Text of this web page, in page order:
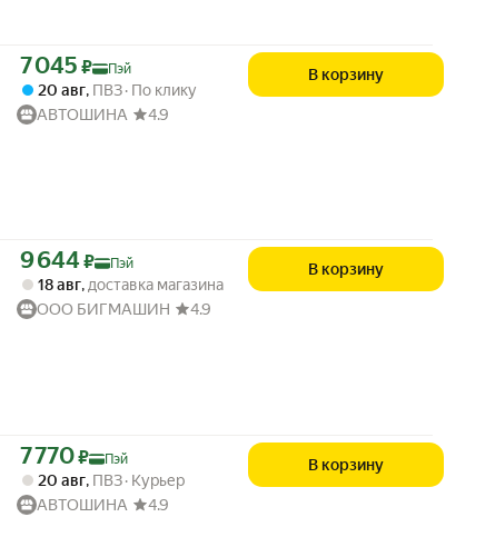
Цена с картой Яндекс Пэй 7045 ₽ вместо
7 045 ₽ Пэй
20 авг, ПВЗ По клику
АВТОШИНА
4.9
В корзину
Цена с картой Яндекс Пэй 9644 ₽ вместо
9 644 ₽ Пэй
18 авг,доставка магазина
ООО БИГМАШИН
4.9
В корзину
Цена с картой Яндекс Пэй 7770 ₽ вместо
7 770₽ Пэй
20 авг, ПВЗ Курьер
АВТОШИНА
4.9
В корзину